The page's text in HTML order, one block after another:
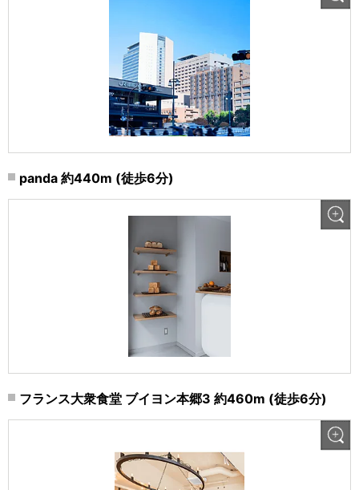
panda 約440m (徒歩6分)
フランス大衆食堂 ブイヨン本郷3 約460m (徒歩6分)